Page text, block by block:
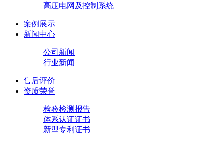
高压电网及控制系统
案例展示
新闻中心
公司新闻
行业新闻
售后评价
资质荣誉
检验检测报告
体系认证证书
新型专利证书